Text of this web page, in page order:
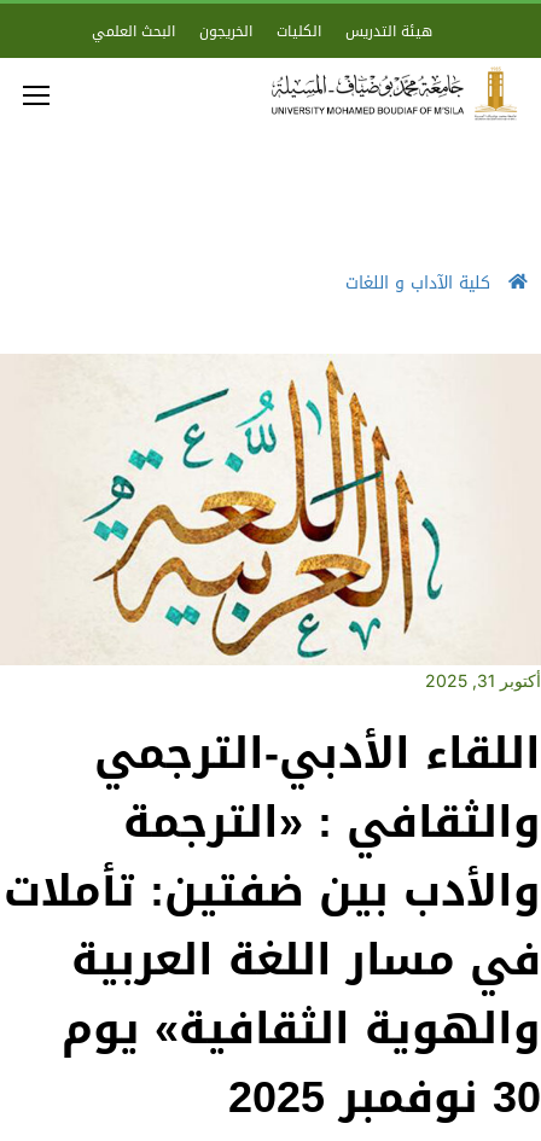
هيئة التدريس الكليات الخريجون البحث العلمي
كلية الآداب و اللغات
أكتوبر 31, 2025
اللقاء الأدبي-الترجمي
والثقافي : «الترجمة
والأدب بين ضفتين: تأملات
في مسار اللغة العربية
والهوية الثقافية» يوم
30 نوفمبر 2025